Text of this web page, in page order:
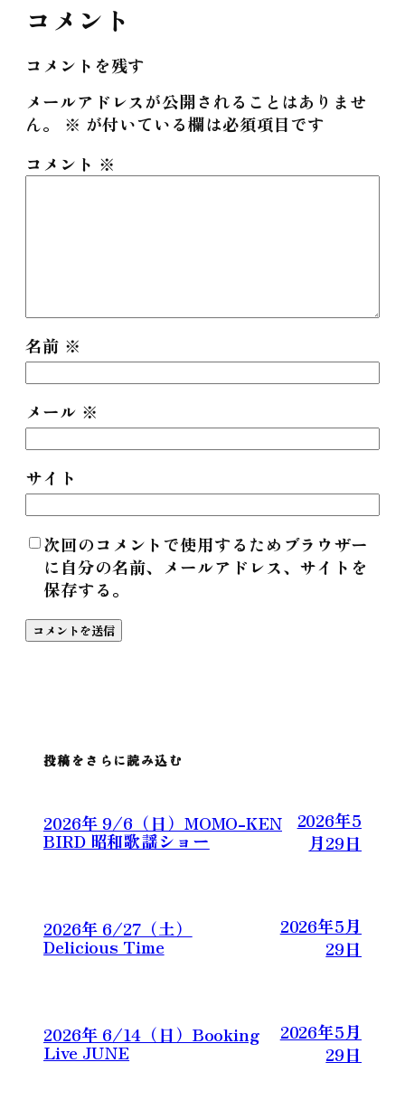
コメント
コメントを残す
メールアドレスが公開されることはありませ
ん。
※ が付いている欄は必須項目です
コメント ※
名前 ※
メール ※
サイト
次回のコメントで使用するためブラウザー
に自分の名前、メールアドレス、サイトを
保存する。
投稿をさらに読み込む
2026年 9/6（日）MOMO-KEN
BIRD 昭和歌謡ショー
2026年5
月29日
2026年 6/27（土）
Delicious Time
2026年5月
29日
2026年 6/14（日）Booking
Live JUNE
2026年5月
29日